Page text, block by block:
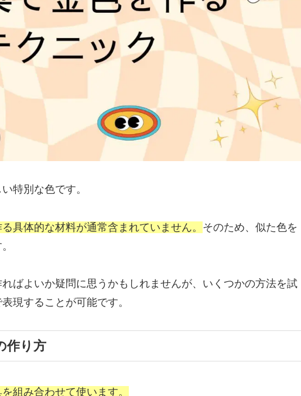
特別な色です。
具体的な材料が通常含まれていません。 そのため、似た色を
ばよいか疑問に思うかもしれませんが、いくつかの方法を試
現することが可能です。
作り方
組み合わせて使います。